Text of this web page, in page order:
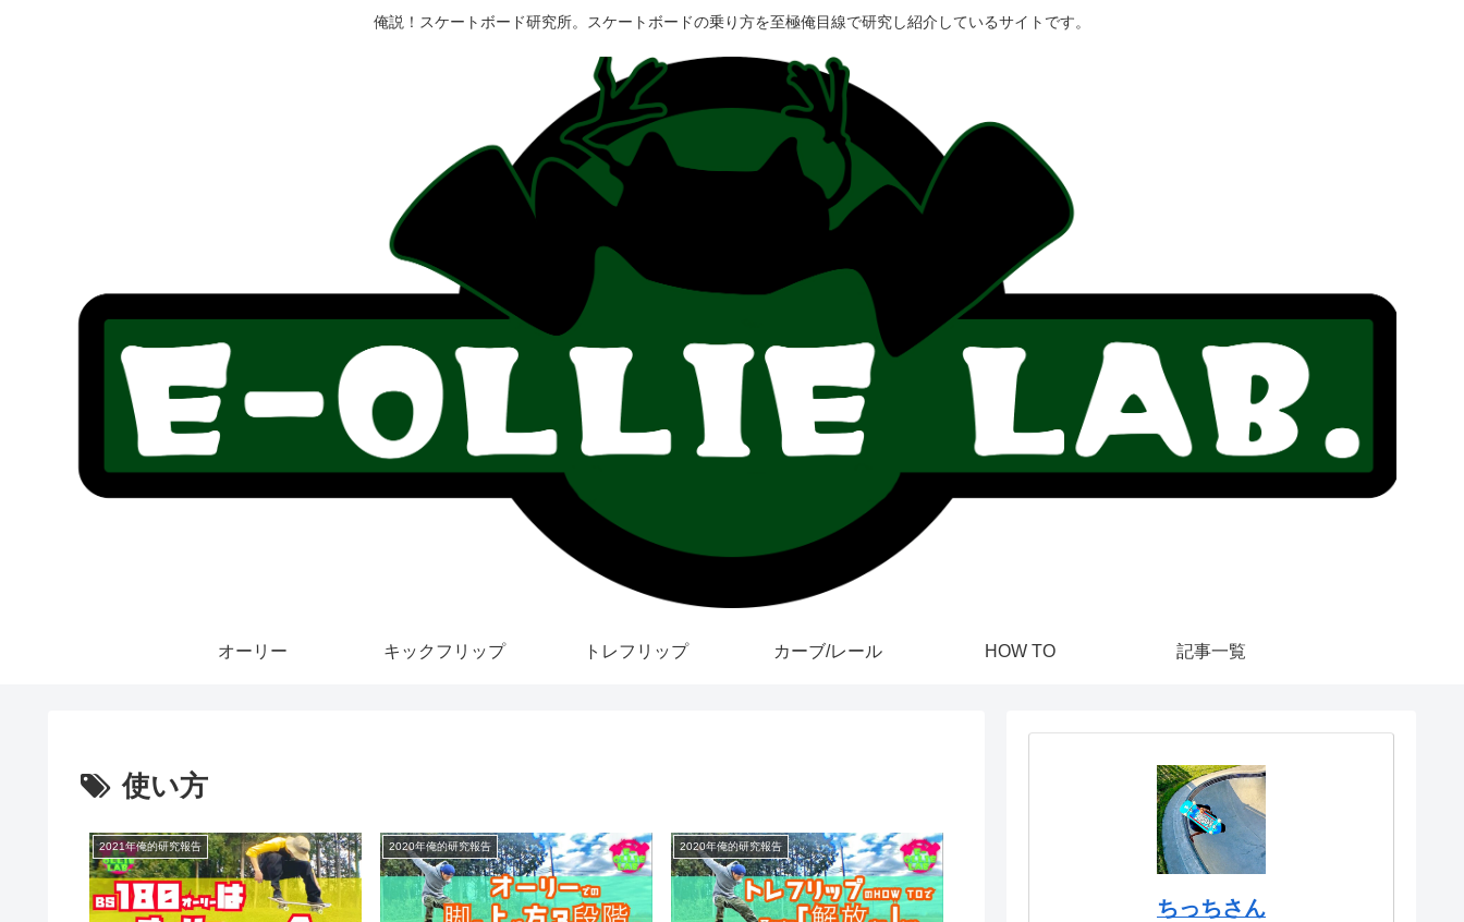
俺説！スケートボード研究所。スケートボードの乗り方を至極俺目線で研究し紹介しているサイトです。
オーリー キックフリップ トレフリップ カーブ/レール HOW TO 記事一覧
使い方
2021年俺的研究報告 2020年俺的研究報告 2020年俺的研究報告
ちっちさん